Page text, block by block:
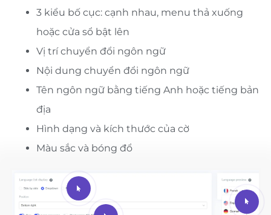
3 kiểu bố cục: cạnh nhau, menu thả xuống
hoặc cửa sổ bật lên
Vị trí chuyển đổi ngôn ngữ
Nội dung chuyển đổi ngôn ngữ
Tên ngôn ngữ bằng tiếng Anh hoặc tiếng bản
địa
Hình dạng và kích thước của cờ
Màu sắc và bóng đổ